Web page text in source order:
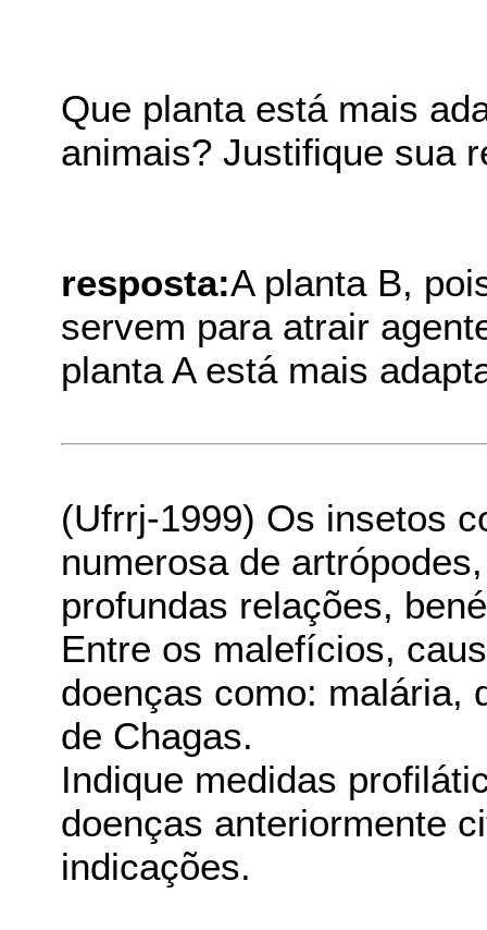
Que planta está mais
animais? Justifique sua
resposta:A planta B,
servem para atrair
planta A está mais
(Ufrrj-1999) Os insetos
numerosa de
profundas relações,
Entre os malefícios,
doenças como: malária,
de Chagas.
Indique medidas
doenças anteriormente
indicações.